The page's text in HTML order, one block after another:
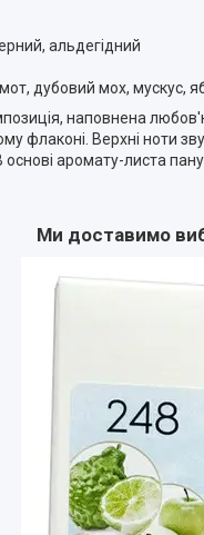
альдегідний
дубовий мох, мускус,
наповнена
флаконі. Верхні ноти
аромату-листа
Ми доставимо